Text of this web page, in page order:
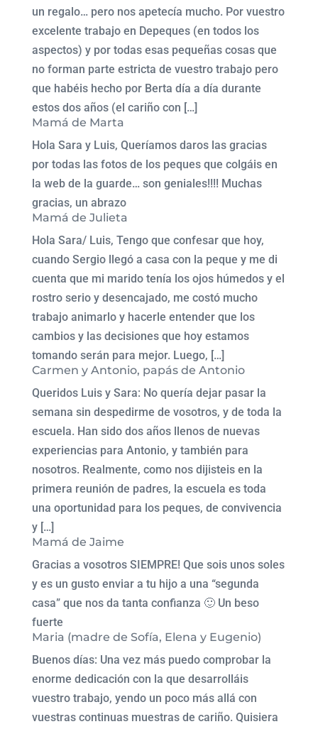
un regalo… pero nos apetecía mucho. Por vuestro
excelente trabajo en Depeques (en todos los
aspectos) y por todas esas pequeñas cosas que
no forman parte estricta de vuestro trabajo pero
que habéis hecho por Berta día a día durante
estos dos años (el cariño con […]
Mamá de Marta
Hola Sara y Luis, Queríamos daros las gracias
por todas las fotos de los peques que colgáis en
la web de la guarde… son geniales!!!! Muchas
gracias, un abrazo
Mamá de Julieta
Hola Sara/ Luis, Tengo que confesar que hoy,
cuando Sergio llegó a casa con la peque y me di
cuenta que mi marido tenía los ojos húmedos y el
rostro serio y desencajado, me costó mucho
trabajo animarlo y hacerle entender que los
cambios y las decisiones que hoy estamos
tomando serán para mejor. Luego, […]
Carmen y Antonio, papás de Antonio
Queridos Luis y Sara: No quería dejar pasar la
semana sin despedirme de vosotros, y de toda la
escuela. Han sido dos años llenos de nuevas
experiencias para Antonio, y también para
nosotros. Realmente, como nos dijisteis en la
primera reunión de padres, la escuela es toda
una oportunidad para los peques, de convivencia
y […]
Mamá de Jaime
Gracias a vosotros SIEMPRE! Que sois unos soles
y es un gusto enviar a tu hijo a una “segunda
casa” que nos da tanta confianza 🙂 Un beso
fuerte
Maria (madre de Sofía, Elena y Eugenio)
Buenos días: Una vez más puedo comprobar la
enorme dedicación con la que desarrolláis
vuestro trabajo, yendo un poco más allá con
vuestras continuas muestras de cariño. Quisiera